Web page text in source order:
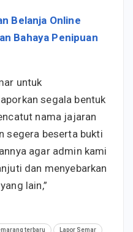
Belanja Online
Bahaya Penipuan
untuk
segala bentuk
nama jajaran
segera beserta bukti
agar admin kami
dan menyebarkan
lain,”
terbaru Lapor Semar